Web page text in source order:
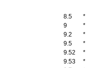
8.5
*
9
*
9.2
*
9.5
*
9.52
*
9.53
*